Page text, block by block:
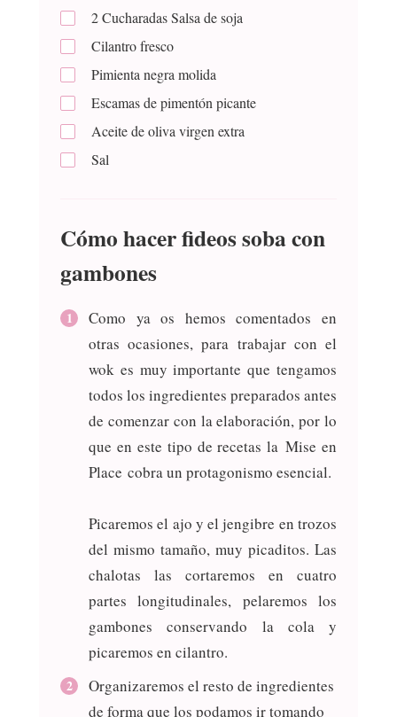
2CucharadasSalsa de soja
Cilantro fresco
Pimienta negra molida
Escamas de pimentón picante
Aceite de oliva virgen extra
Sal
Cómo hacer fideos soba con
gambones
Como ya os hemos comentados en
otras ocasiones, para trabajar con el
wok es muy importante que tengamos
todos los ingredientes preparados antes
de comenzar con la elaboración, por lo
que en este tipo de recetas la Mise en
Place cobra un protagonismo esencial.
Picaremos el ajo y el jengibre en trozos
del mismo tamaño, muy picaditos. Las
chalotas las cortaremos en cuatro
partes longitudinales, pelaremos los
gambones conservando la cola y
picaremos en cilantro.
Organizaremos el resto de ingredientes
de forma que los podamos ir tomando